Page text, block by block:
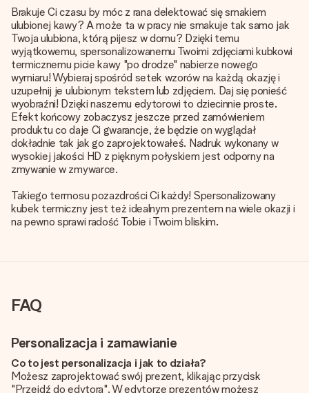
Brakuje Ci czasu by móc z rana delektować się smakiem
ulubionej kawy? A może ta w pracy nie smakuje tak samo jak
Twoja ulubiona, którą pijesz w domu? Dzięki temu
wyjątkowemu, spersonalizowanemu Twoimi zdjęciami kubkowi
termicznemu picie kawy "po drodze" nabierze nowego
wymiaru! Wybieraj spośród setek wzorów na każdą okazję i
uzupełnij je ulubionym tekstem lub zdjęciem. Daj się ponieść
wyobraźni! Dzięki naszemu edytorowi to dziecinnie proste.
Efekt końcowy zobaczysz jeszcze przed zamówieniem
produktu co daje Ci gwarancje, że będzie on wyglądał
dokładnie tak jak go zaprojektowałeś. Nadruk wykonany w
wysokiej jakości HD z pięknym połyskiem jest odporny na
zmywanie w zmywarce.
Takiego termosu pozazdrości Ci każdy! Spersonalizowany
kubek termiczny jest też idealnym prezentem na wiele okazji i
na pewno sprawi radość Tobie i Twoim bliskim.
FAQ
Personalizacja i zamawianie
Co to jest personalizacja i jak to działa?
Możesz zaprojektować swój prezent, klikając przycisk
"Przejdź do edytora". W edytorze prezentów możesz